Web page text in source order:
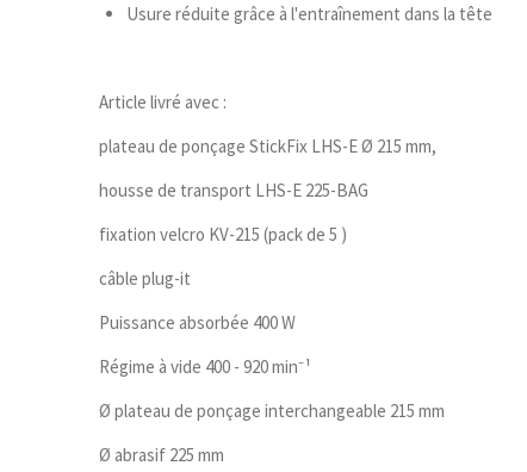
Usure réduite grâce à l'entraînement dans la tête
Article livré avec :
plateau de ponçage StickFix LHS-E Ø 215 mm,
housse de transport LHS-E 225-BAG
fixation velcro KV-215 (pack de 5 )
câble plug-it
Puissance absorbée 400 W
Régime à vide 400 - 920 min⁻¹
Ø plateau de ponçage interchangeable 215 mm
Ø abrasif 225 mm